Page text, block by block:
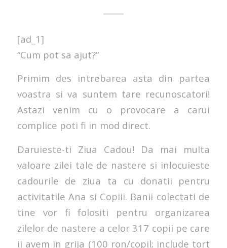
[ad_1]
“Cum pot sa ajut?”
Primim des intrebarea asta din partea
voastra si va suntem tare recunoscatori!
Astazi venim cu o provocare a carui
complice poti fi in mod direct.
Daruieste-ti Ziua Cadou! Da mai multa
valoare zilei tale de nastere si inlocuieste
cadourile de ziua ta cu donatii pentru
activitatile Ana si Copiii. Banii colectati de
tine vor fi folositi pentru organizarea
zilelor de nastere a celor 317 copii pe care
ii avem in grija (100 ron/copil; include tort